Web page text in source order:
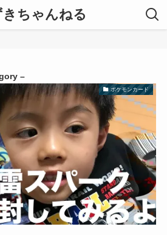
ちゃんねる
–
ポケモンカード